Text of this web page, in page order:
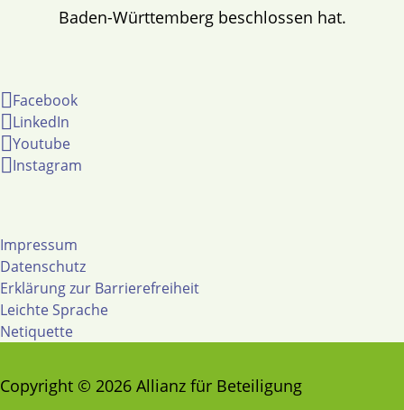
Baden-Württemberg beschlossen hat.
Facebook
LinkedIn
Youtube
Instagram
Impressum
Datenschutz
Erklärung zur Barrierefreiheit
Leichte Sprache
Netiquette
Copyright © 2026 Allianz für Beteiligung